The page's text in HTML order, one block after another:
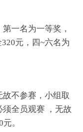
一名为一等奖，
元，四~六名为
不参赛，小组取
全员观赛 ，无故
。